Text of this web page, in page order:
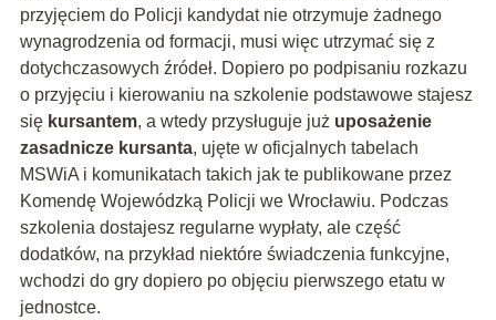
przyjęciem do Policji kandydat nie otrzymuje żadnego
wynagrodzenia od formacji, musi więc utrzymać się z
dotychczasowych źródeł. Dopiero po podpisaniu rozkazu
o przyjęciu i kierowaniu na szkolenie podstawowe stajesz
się kursantem, a wtedy przysługuje już uposażenie
zasadnicze kursanta, ujęte w oficjalnych tabelach
MSWiA i komunikatach takich jak te publikowane przez
Komendę Wojewódzką Policji we Wrocławiu. Podczas
szkolenia dostajesz regularne wypłaty, ale część
dodatków, na przykład niektóre świadczenia funkcyjne,
wchodzi do gry dopiero po objęciu pierwszego etatu w
jednostce.